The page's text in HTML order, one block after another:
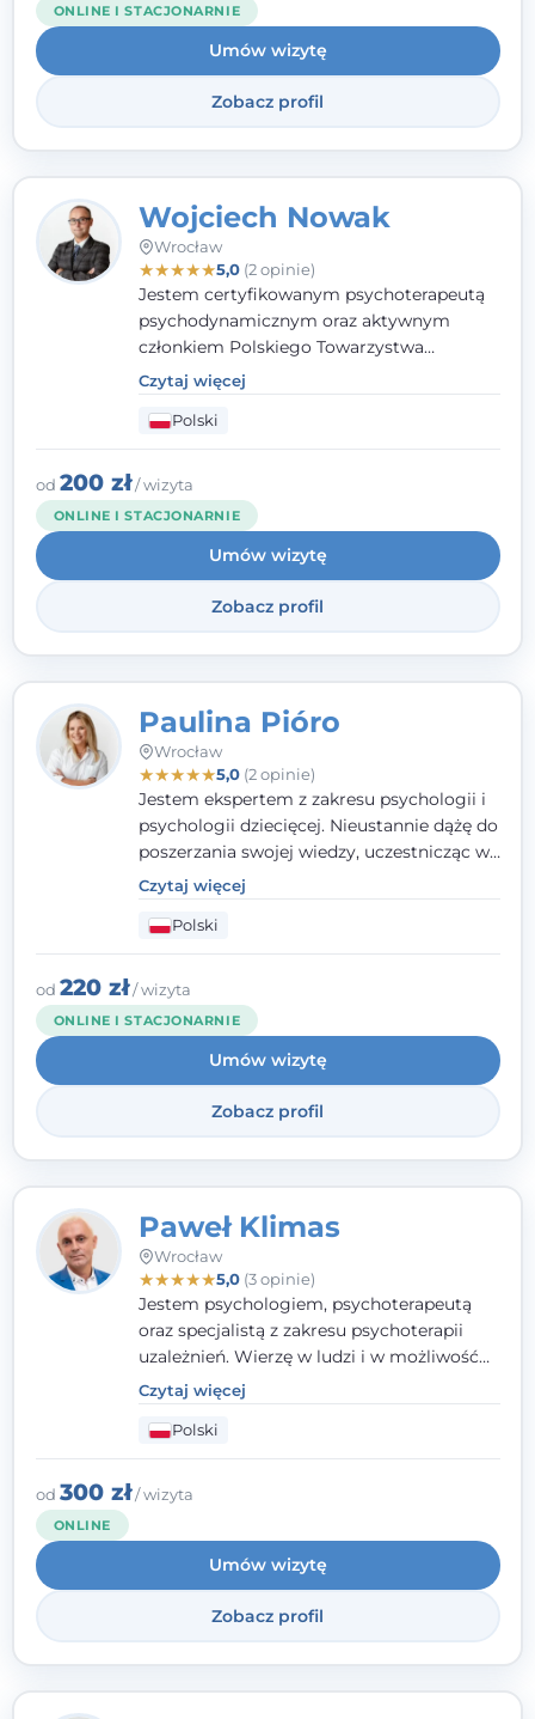
ONLINE I STACJONARNIE
Umów wizytę
Zobacz profil
Wojciech Nowak
Wrocław
★★★★★5,0(2 opinie)
Jestem certyfikowanym psychoterapeutą
psychodynamicznym oraz aktywnym
członkiem Polskiego Towarzystwa
Psychoterapii Psychodynamicznej. W
mojej pracy zawodowej kładę duży nacisk
na uważne słuchanie Pacjenta. Interesuje
mnie szczególnie psychoterapia zaburzeń
osobowości, zaburzeń nerwicowych i
lękowych, a także zagadnienia związane z
małżeństwem i rodziną, w tym problemy w
relacjach rodzinnych. Nie specjalizuję się w
uzależnieniach.
Czytaj więcej
Polski
od 200 zł/ wizyta
ONLINE I STACJONARNIE
Umów wizytę
Zobacz profil
Paulina Pióro
Wrocław
★★★★★5,0(2 opinie)
Jestem ekspertem z zakresu psychologii i
psychologii dziecięcej. Nieustannie dążę do
poszerzania swojej wiedzy, uczestnicząc w
różnorodnych szkoleniach. Pracując z
dziećmi, młodzieżą i młodymi dorosłymi
niezwykle ważne jest dla mnie poczucie
bezpieczeństwa, zrozumienia oraz wolności
w wyrażaniu swojego zdania. Kieruję się
etyką zawodową, wierząc, że każdy
człowiek powinien otrzymać wsparcie i
pomoc, by poradzić sobie ze swoimi
problemami.
Czytaj więcej
Polski
od 220 zł/ wizyta
ONLINE I STACJONARNIE
Umów wizytę
Zobacz profil
Paweł Klimas
Wrocław
★★★★★5,0(3 opinie)
Jestem psychologiem, psychoterapeutą
oraz specjalistą z zakresu psychoterapii
uzależnień. Wierzę w ludzi i w możliwość
wprowadzenia zmian w ich życiu. Bardzo
często przekonuje się o tym, że każdy z nas,
w tym Ty i ja, ma wpływ na swoje
szczęście. Należy uwierzyć w siebie i działać
w obranym kierunku.
Czytaj więcej
Polski
od 300 zł/ wizyta
ONLINE
Umów wizytę
Zobacz profil